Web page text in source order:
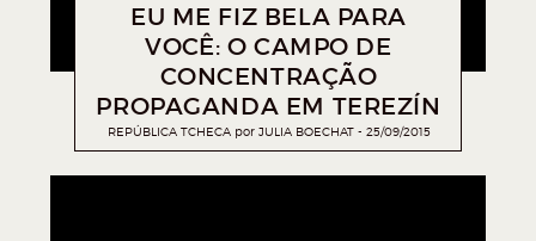
EU ME FIZ BELA PARA
VOCÊ: O CAMPO DE
CONCENTRAÇÃO
PROPAGANDA EM TEREZÍN
REPÚBLICA TCHECA por JULIA BOECHAT 25/09/2015